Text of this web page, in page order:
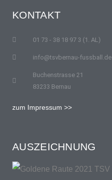
KONTAKT
01 73 - 38 18 97 3 (1. AL)
info@tsvbernau-fussball.de
Buchenstrasse 21
83233 Bernau
zum Impressum >>
AUSZEICHNUNG